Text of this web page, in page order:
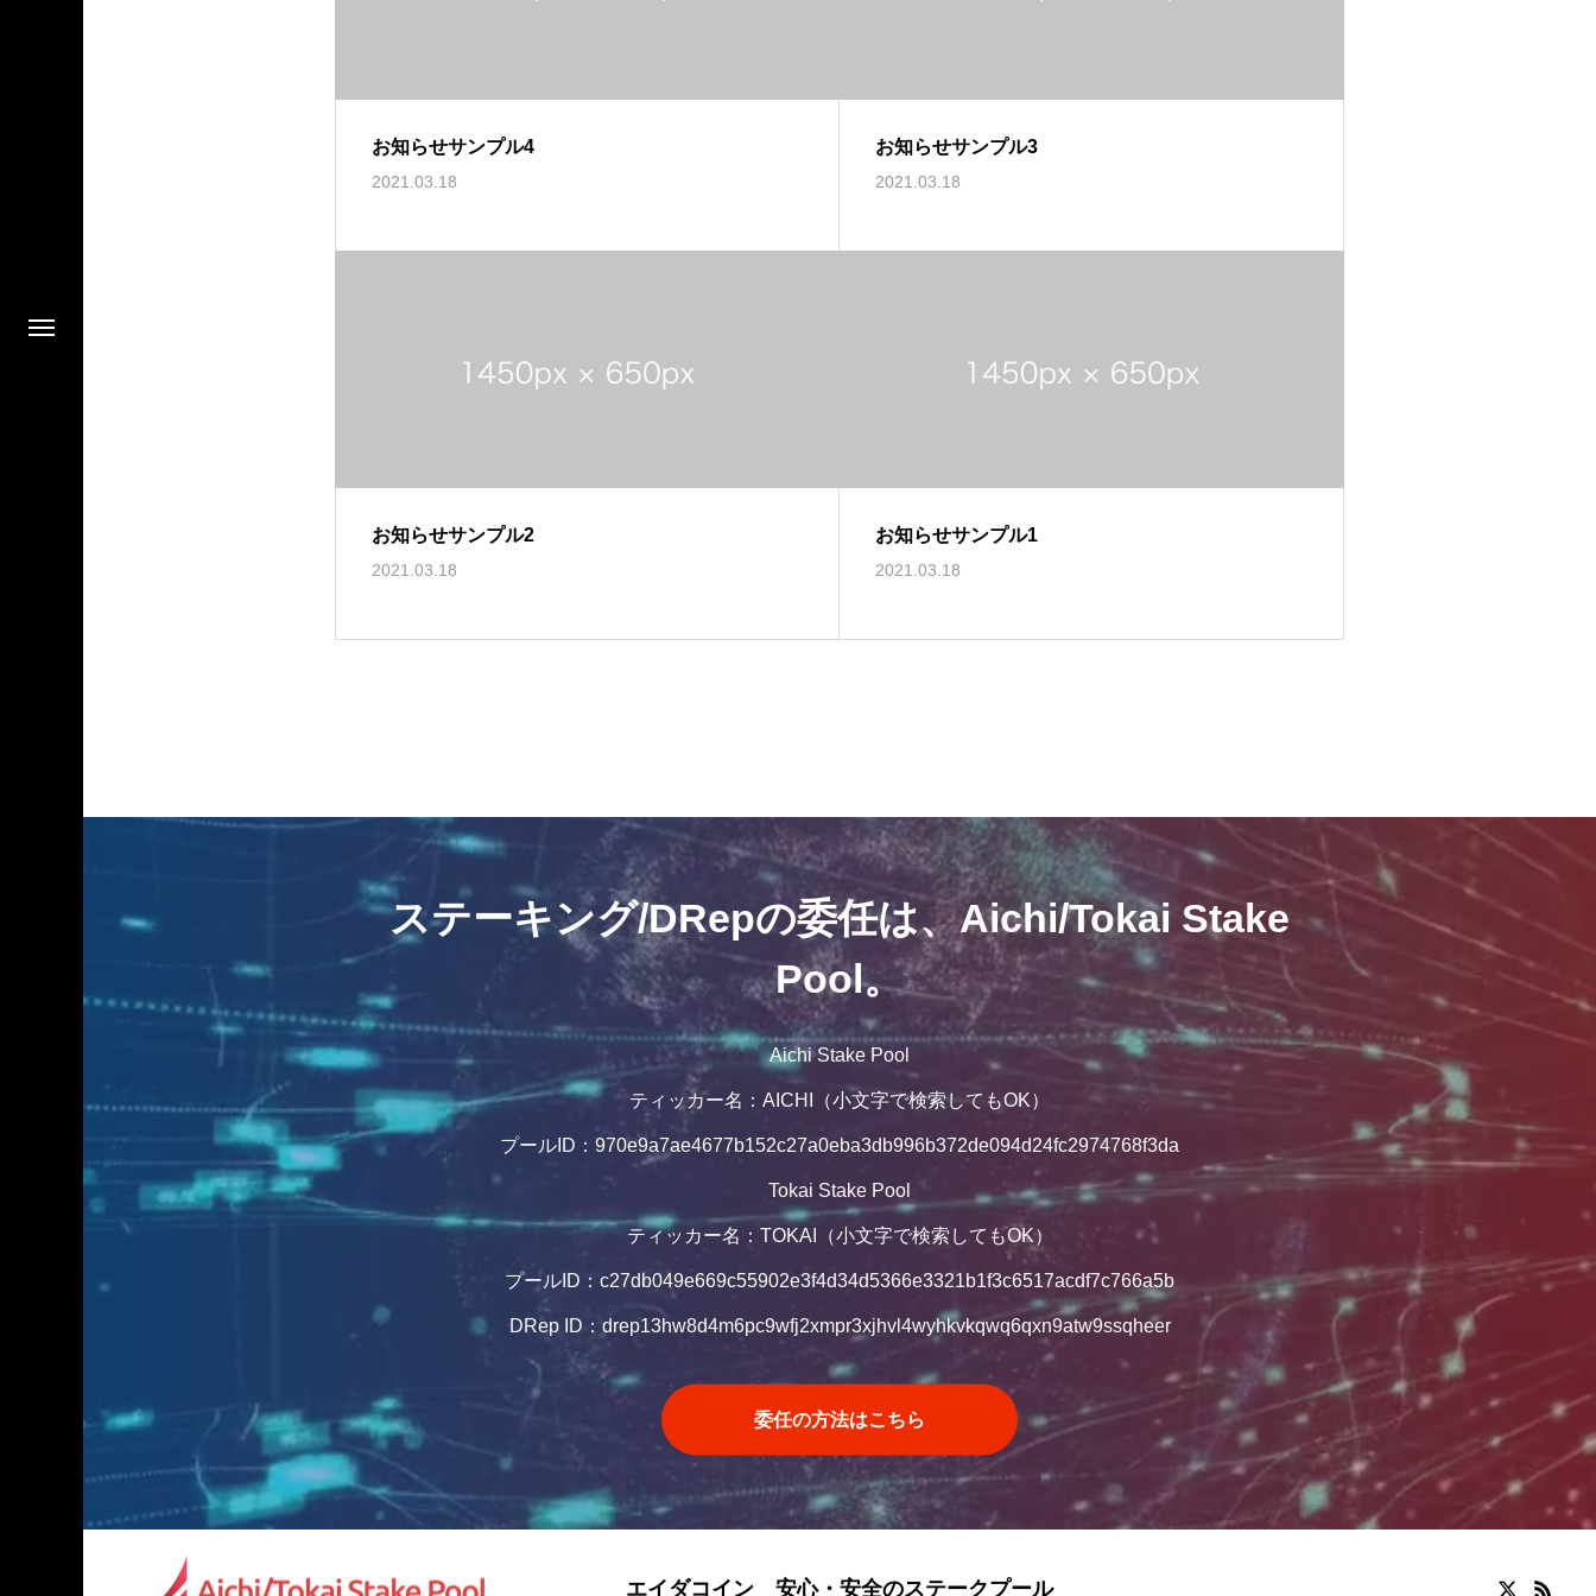
お知らせサンプル4
2021.03.18
お知らせサンプル3
2021.03.18
お知らせサンプル2
2021.03.18
お知らせサンプル1
2021.03.18
ステーキング/DRepの委任は、Aichi/Tokai Stake
Pool。
Aichi Stake Pool
ティッカー名：AICHI（小文字で検索してもOK）
プールID：970e9a7ae4677b152c27a0eba3db996b372de094d24fc2974768f3da
Tokai Stake Pool
ティッカー名：TOKAI（小文字で検索してもOK）
プールID：c27db049e669c55902e3f4d34d5366e3321b1f3c6517acdf7c766a5b
DRep ID：drep13hw8d4m6pc9wfj2xmpr3xjhvl4wyhkvkqwq6qxn9atw9ssqheer
委任の方法はこちら
エイダコイン 安心・安全のステークプール